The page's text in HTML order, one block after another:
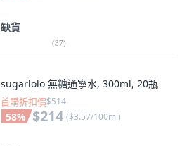
缺貨
(37)
sugarlolo 無糖通寧水, 300ml, 20瓶
首購折扣價$514
58% $214 ($3.57/100ml)